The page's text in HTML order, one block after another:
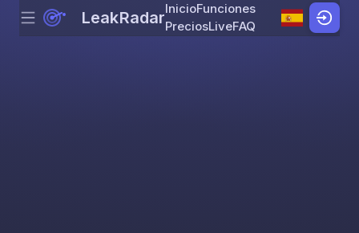
Skip to content
Menu LeakRadarInicioFunciones
PreciosLiveFAQ